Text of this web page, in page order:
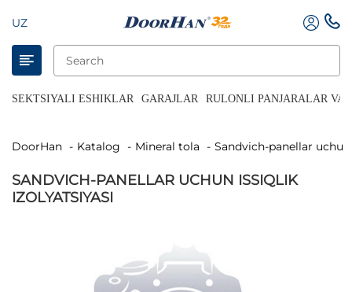
UZ
SEKTSIYALI ESHIKLAR GARAJLAR RULONLI PANJARALAR VA
DoorHan Katalog Mineral tola Sandvich-panellar
SANDVICH-PANELLAR UCHUN ISSIQLIK
IZOLYATSIYASI